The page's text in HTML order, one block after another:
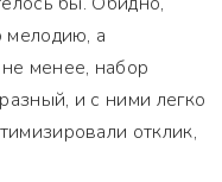
мелодию, а
менее, набор
и с ними легко
отклик,